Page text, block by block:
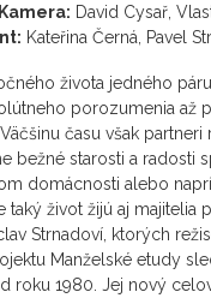
Kamera: David Cysař,
Kateřina Černá, Pavel
života jedného
porozumenia až
času však partneri
bežné starosti a radosti
domácnosti alebo
taký život žijú aj majitelia
Strnadoví, ktorých
Manželské etudy
roku 1980. Jej nový